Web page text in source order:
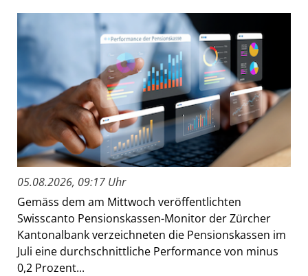
05.08.2026, 09:17 Uhr
Gemäss dem am Mittwoch veröffentlichten
Swisscanto Pensionskassen-Monitor der Zürcher
Kantonalbank verzeichneten die Pensionskassen im
Juli eine durchschnittliche Performance von minus
0,2 Prozent...